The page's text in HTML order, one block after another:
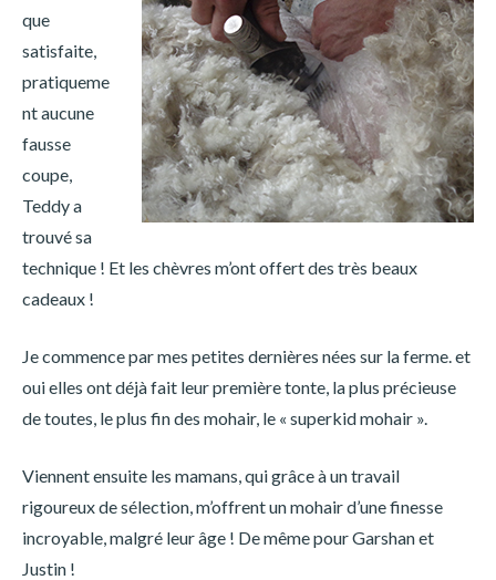
que
satisfaite,
pratiqueme
nt aucune
fausse
coupe,
Teddy a
trouvé sa
technique ! Et les chèvres m’ont offert des très beaux
cadeaux !
Je commence par mes petites dernières nées sur la ferme. et
oui elles ont déjà fait leur première tonte, la plus précieuse
de toutes, le plus fin des mohair, le « superkid mohair ».
Viennent ensuite les mamans, qui grâce à un travail
rigoureux de sélection, m’offrent un mohair d’une finesse
incroyable, malgré leur âge ! De même pour Garshan et
Justin !